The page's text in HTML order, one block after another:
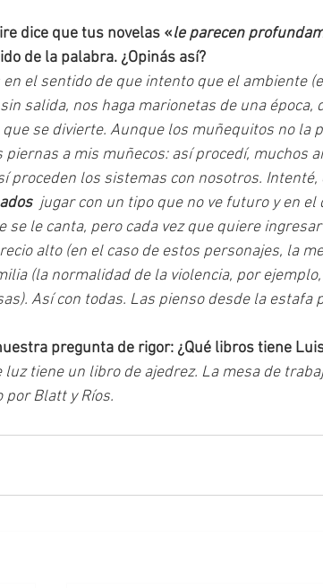
dice que tus novelas «le parecen
de la palabra. ¿Opinás así?
el sentido de que intento que el ambiente
salida, nos haga marionetas de una época,
se divierte. Aunque los muñequitos no la
a mis muñecos: así procedí, muchos
proceden los sistemas con nosotros.
jugar con un tipo que no ve futuro y en el
se le canta, pero cada vez que quiere
alto (en el caso de estos personajes, la
(la normalidad de la violencia, por
Así con todas. Las pienso desde la estafa
pregunta de rigor: ¿Qué libros tiene
luz tiene un libro de ajedrez. La mesa de
por Blatt y Ríos.